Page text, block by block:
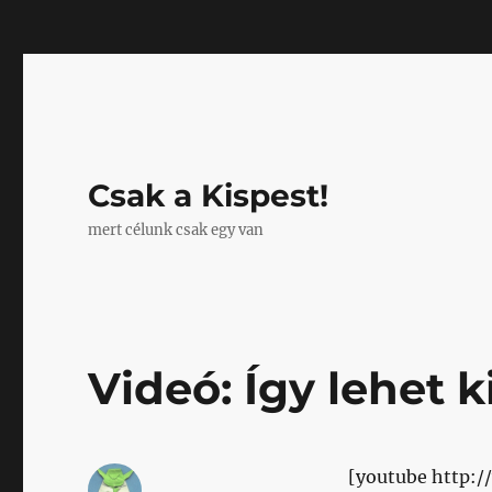
Csak a Kispest!
mert célunk csak egy van
Videó: Így lehet
[youtube http://